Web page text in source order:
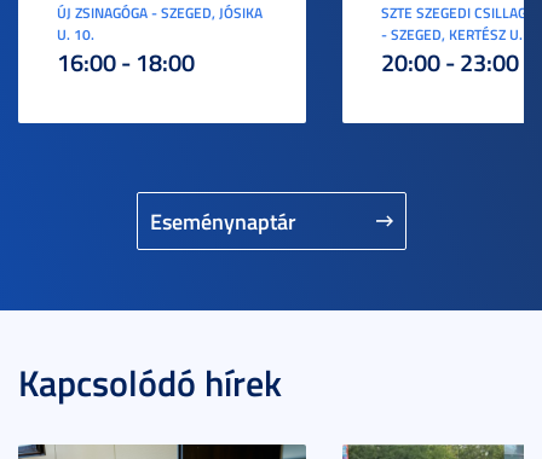
Eseménynaptár
ÚJ ZSINAGÓGA - SZEGED, JÓSIKA
U. 10.
16:00 - 18:00
SZTE SZEGEDI
- SZEGED, KERTÉSZ U. 3.
20:00 - 23:00
Kapcsolódó hírek